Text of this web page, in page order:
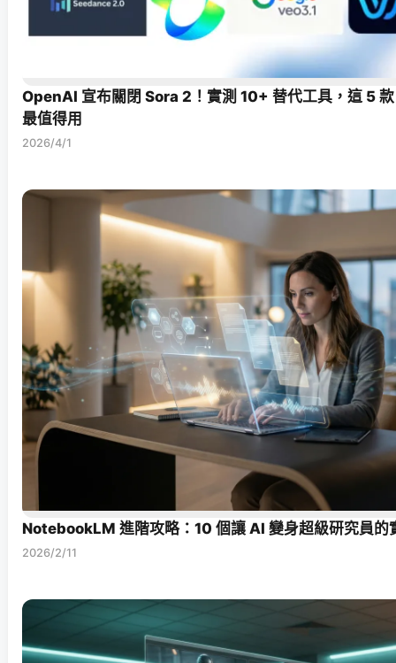
OpenAI 宣布關閉 Sora 2！實測 10+ 替代工具，這 5
最值得用
2026/4/1
NotebookLM 進階攻略：10 個讓 AI 變身超級研究員的
2026/2/11